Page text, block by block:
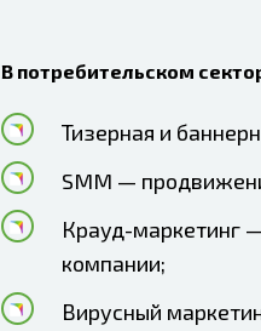
В потребительском
Тизерная и
SMM —
Крауд-маркетинг
компании;
Вирусный